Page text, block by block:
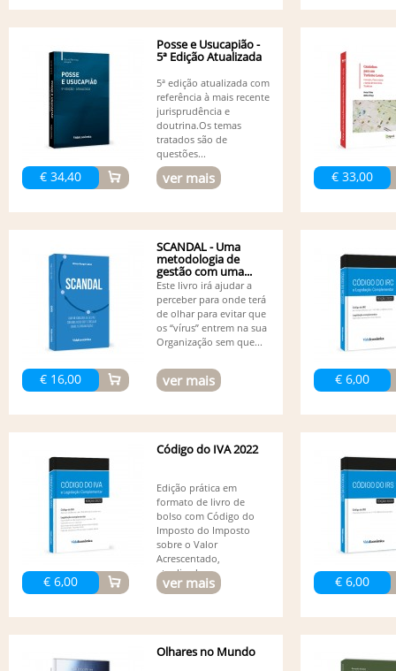
€ 34,40
Posse e Usucapião -
5ª Edição Atualizada
5ª edição atualizada com
referência à mais recente
jurisprudência e
doutrina.Os temas
tratados são de
questões...
ver mais € 33,00
€ 16,00
SCANDAL - Uma
metodologia de
gestão com uma...
Este livro irá ajudar a
perceber para onde terá
de olhar para evitar que
os “vírus” entrem na sua
Organização sem que...
ver mais € 6,00
€ 6,00
Código do IVA 2022
Edição prática em
formato de livro de
bolso com Código do
Imposto do Imposto
sobre o Valor
Acrescentado,
atualizado...
ver mais € 6,00
Olhares no Mundo